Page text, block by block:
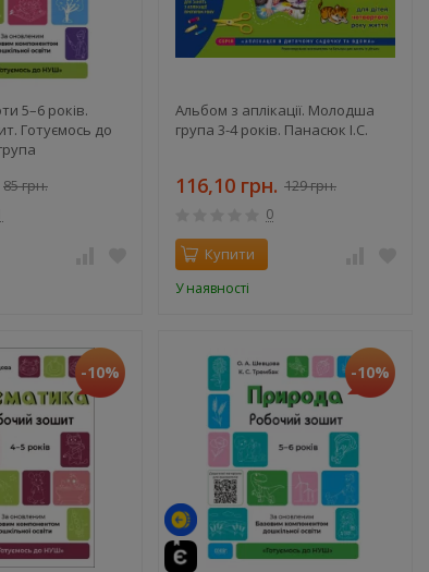
5–6 років.
Готуємось до
85 грн.
Альбом з аплікації. Молодша
група 3-4 років. Панасюк І.С.
116,10 грн. 129 грн.
0
Купити
У наявності
-10% -10%